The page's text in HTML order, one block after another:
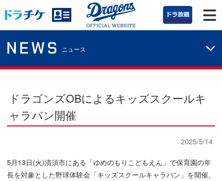
NEWS ニュース
ドラゴンズOBによるキッズスクールキ
ャラバン開催
2025/5/14
5月13日(火)清須市にある「ゆめのもりこどもえん」で保育園の年
長を対象とした野球体験会「キッズスクールキャラバン」を開催。